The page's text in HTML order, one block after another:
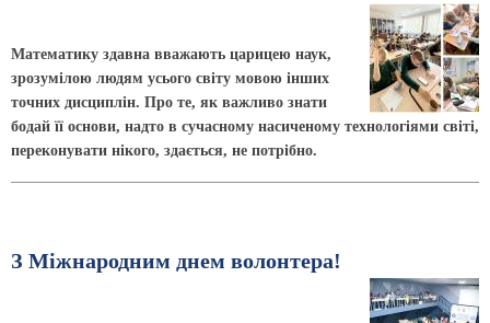
Математику здавна вважають царицею наук,
зрозумілою людям усього світу мовою інших
точних дисциплін. Про те, як важливо знати
бодай її основи, надто в сучасному насиченому технологіями світі,
переконувати нікого, здається, не потрібно.
З Міжнародним днем волонтера!